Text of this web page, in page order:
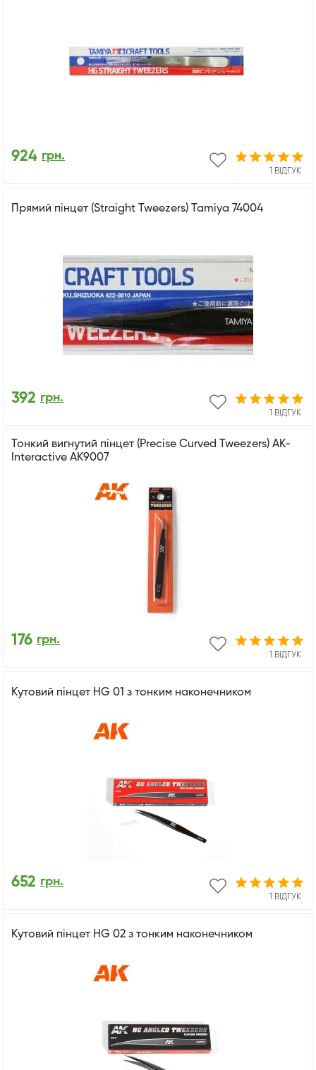
1 ВІДГУК
924 грн.
Прямий пінцет (Straight Tweezers) Tamiya 74004
1 ВІДГУК
392 грн.
Тонкий вигнутий пінцет (Precise Curved Tweezers) AK-
Interactive AK9007
1 ВІДГУК
176 грн.
Кутовий пінцет HG 01 з тонким наконечником
1 ВІДГУК
652 грн.
Кутовий пінцет HG 02 з тонким наконечником